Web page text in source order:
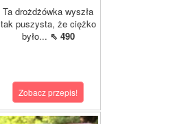
Ta drożdżówka wyszła
tak puszysta, że ciężko
było... ⇖ 490
Zobacz przepis!